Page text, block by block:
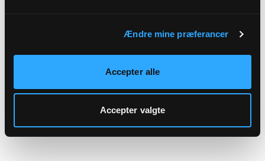
Ændre mine præferancer
Accepter alle
Accepter valgte